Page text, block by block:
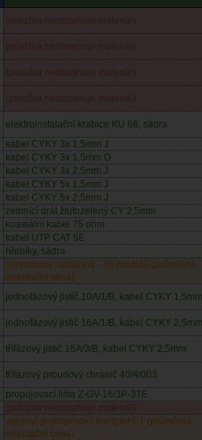
elektroinstalační krabice KU 68, sádra
kabel CYKY 3x 1,5mm J
kabel CYKY 3x 1,5mm O
kabel CYKY 3x 2,5mm J
kabel CYKY 5x 1,5mm J
kabel CYKY 5x 2,5mm J
zemnící drát žlutozelený CY 2,5mm
koaxiální kabel 75 ohm
kabel UTP CAT 5E
hřebíky, sádra
rozvodnice nástěnná - 36 modulů (průměrná
orientační cena)
jednofázový jistič 10A/1/B, kabel CYKY 1,5mm
jednofázový jistič 16A/1/B, kabel CYKY 2,5mm
třífázový jistič 16A/3/B, kabel CYKY 2,5mm
třífázový proudový chránič 40/4/003
propojovací lišta Z-GV-16/3P-3TE
vypínač jednopólový komplet č.1 (průměrná
orientační cena)